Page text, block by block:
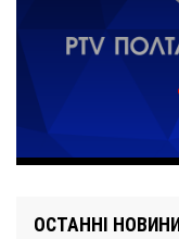
ОСТАННІ НОВИНИ